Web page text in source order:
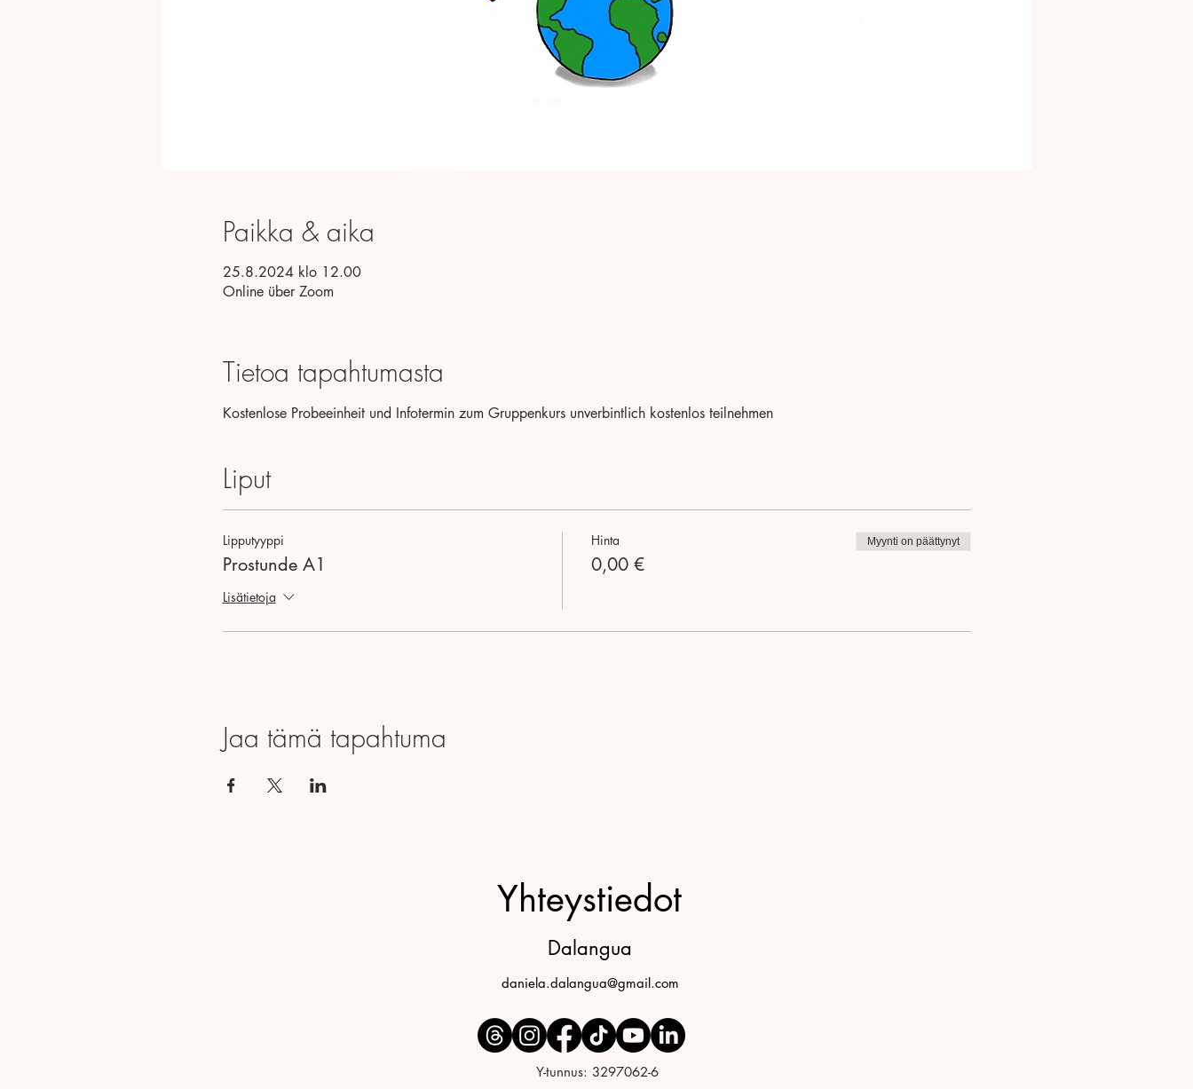
Paikka & aika
25.8.2024 klo 12.00
Online über Zoom
Tietoa tapahtumasta
Kostenlose Probeeinheit und Infotermin zum Gruppenkurs unverbintlich kostenlos teilnehmen
Liput
Lipputyyppi
Prostunde A1
Lisätietoja
Hinta
0,00 €
Myynti on päättynyt
Jaa tämä tapahtuma
Yhteystiedot
Dalangua
daniela.dalangua@gmail.com
Y-tunnus: 3297062-6